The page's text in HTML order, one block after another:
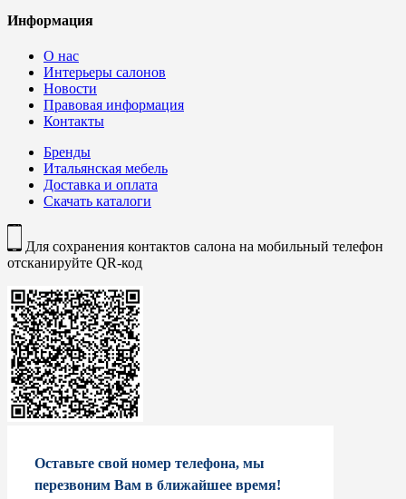
Информация
О нас
Интерьеры салонов
Новости
Правовая информация
Контакты
Бренды
Итальянская мебель
Доставка и оплата
Скачать каталоги
Для сохранения контактов салона на мобильный телефон
отсканируйте QR-код
Оставьте свой номер телефона, мы
перезвоним Вам в ближайшее время!